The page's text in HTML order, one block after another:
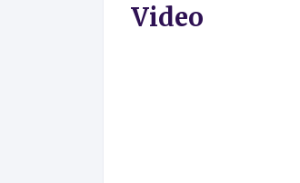
Video